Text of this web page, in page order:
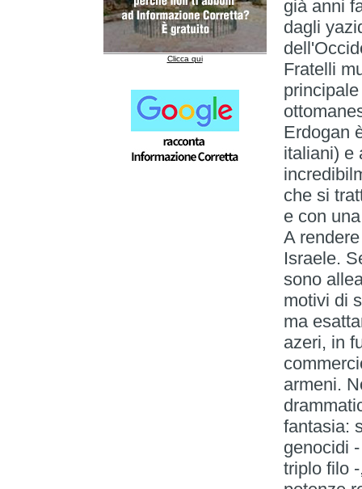
Clicca qui
già anni
dagli
Fratelli
Erdogan
italiani) e
che si
e con
A
Israele.
sono
motivi di
ma
azeri, in
armeni.
fantasia:
genocidi
triplo filo